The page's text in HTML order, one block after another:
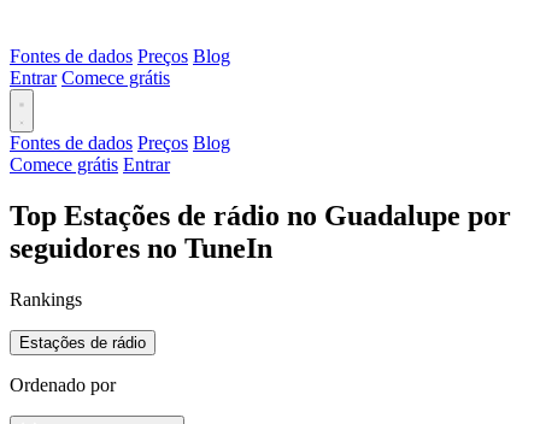
Fontes de dados Preços Blog
Entrar Comece grátis
Fontes de dados Preços Blog
Comece grátis Entrar
Top Estações de rádio no Guadalupe por
seguidores no TuneIn
Rankings
Estações de rádio
Ordenado por